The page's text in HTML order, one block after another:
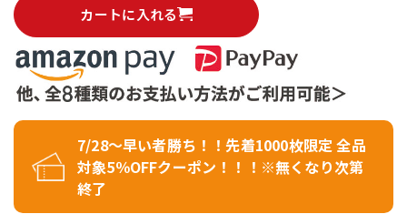
カートに入れる
7/28～早い者勝ち！！先着1000枚限定 全品
対象5％OFFクーポン！！！※無くなり次第
終了